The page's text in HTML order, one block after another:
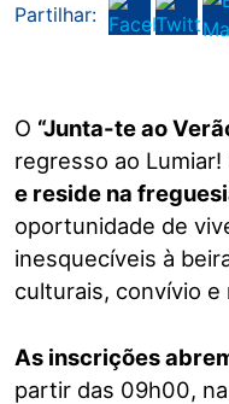
Partilhar:
O “Junta-te ao
regresso ao Lumiar!
e reside na
oportunidade de
inesquecíveis à
culturais, convívio e
As inscrições
partir das 09h00,